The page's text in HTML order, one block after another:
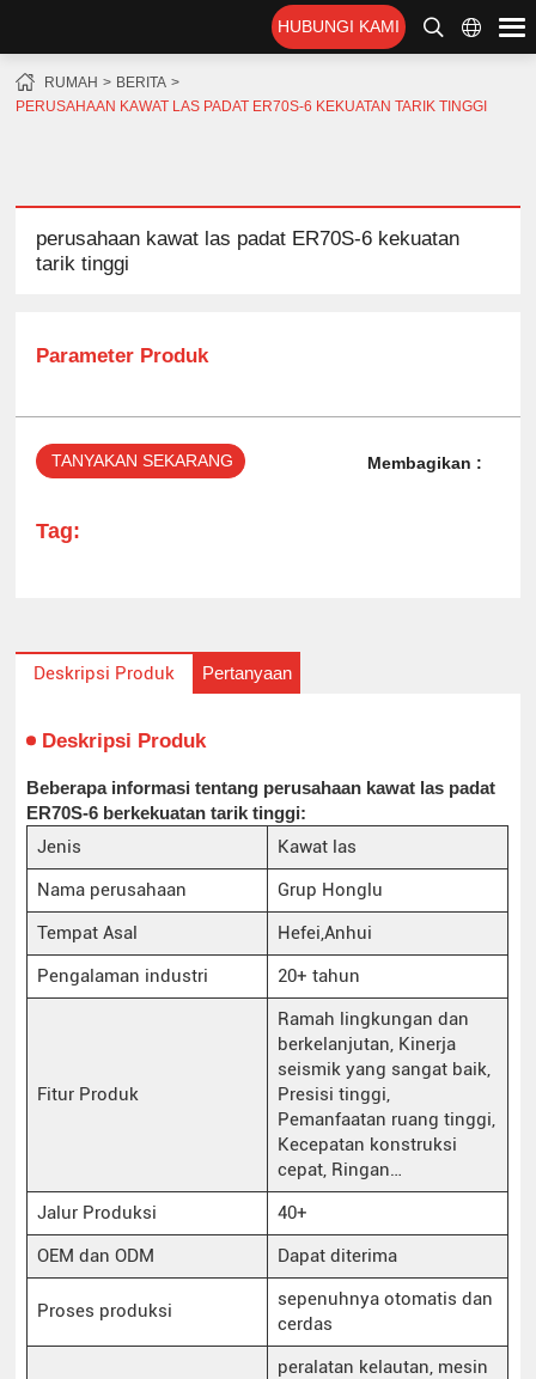
HUBUNGI KAMI
RUMAH
BERITA
PERUSAHAAN KAWAT LAS PADAT ER70S-6 KEKUATAN TARIK TINGGI
perusahaan kawat las padat ER70S-6 kekuatan
tarik tinggi
Parameter Produk
TANYAKAN SEKARANG Membagikan :
Tag:
Deskripsi Produk Pertanyaan
Deskripsi Produk
Beberapa informasi tentang perusahaan kawat las padat
ER70S-6 berkekuatan tarik tinggi:
Jenis
Kawat las
Nama perusahaan
Grup Honglu
Tempat Asal
Hefei,Anhui
Pengalaman industri
20+ tahun
Fitur Produk
Ramah lingkungan dan
berkelanjutan, Kinerja
seismik yang sangat baik,
Presisi tinggi,
Pemanfaatan ruang tinggi,
Kecepatan konstruksi
cepat, Ringan…
Jalur Produksi
40+
OEM dan ODM
Dapat diterima
Proses produksi
sepenuhnya otomatis dan
cerdas
peralatan kelautan, mesin